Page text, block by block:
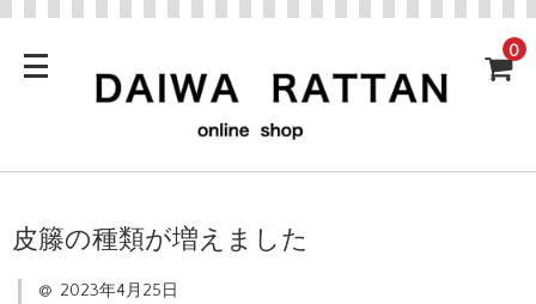
0
皮籐の種類が増えました
2023年4月25日